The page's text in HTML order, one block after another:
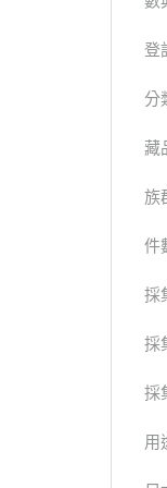
登
分
藏
族
件
採
採
採
用